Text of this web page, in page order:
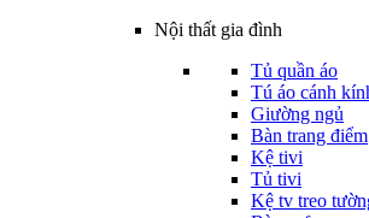
Nội thất gia đình
Tủ quần áo
Tú áo cánh
Giường ngủ
Bàn trang điểm
Kệ tivi
Tủ tivi
Kệ tv treo